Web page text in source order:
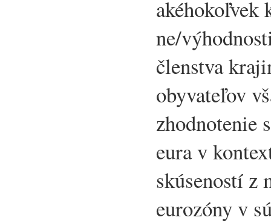
akéhokoľvek
ne/
členstva
obyvateľov
zhodnotenie
eura v
skúseností z
eurozóny v